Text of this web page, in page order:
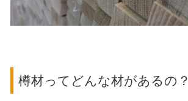
樽材ってどんな材があるの？